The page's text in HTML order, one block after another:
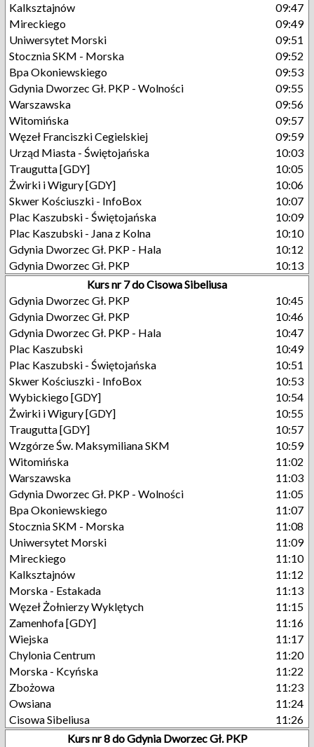
Kalksztajnów
09:47
Mireckiego
09:49
Uniwersytet Morski
09:51
Stocznia SKM - Morska
09:52
Bpa Okoniewskiego
09:53
Gdynia Dworzec Gł. PKP - Wolności
09:55
Warszawska
09:56
Witomińska
09:57
Węzeł Franciszki Cegielskiej
09:59
Urząd Miasta - Świętojańska
10:03
Traugutta [GDY]
10:05
Żwirki i Wigury [GDY]
10:06
Skwer Kościuszki - InfoBox
10:07
Plac Kaszubski - Świętojańska
10:09
Plac Kaszubski - Jana z Kolna
10:10
Gdynia Dworzec Gł. PKP - Hala
10:12
Gdynia Dworzec Gł. PKP
10:13
Kurs nr 7 do Cisowa Sibeliusa
Gdynia Dworzec Gł. PKP
10:45
Gdynia Dworzec Gł. PKP
10:46
Gdynia Dworzec Gł. PKP - Hala
10:47
Plac Kaszubski
10:49
Plac Kaszubski - Świętojańska
10:51
Skwer Kościuszki - InfoBox
10:53
Wybickiego [GDY]
10:54
Żwirki i Wigury [GDY]
10:55
Traugutta [GDY]
10:57
Wzgórze Św. Maksymiliana SKM
10:59
Witomińska
11:02
Warszawska
11:03
Gdynia Dworzec Gł. PKP - Wolności
11:05
Bpa Okoniewskiego
11:07
Stocznia SKM - Morska
11:08
Uniwersytet Morski
11:09
Mireckiego
11:10
Kalksztajnów
11:12
Morska - Estakada
11:13
Węzeł Żołnierzy Wyklętych
11:15
Zamenhofa [GDY]
11:16
Wiejska
11:17
Chylonia Centrum
11:20
Morska - Kcyńska
11:22
Zbożowa
11:23
Owsiana
11:24
Cisowa Sibeliusa
11:26
Kurs nr 8 do Gdynia Dworzec Gł. PKP